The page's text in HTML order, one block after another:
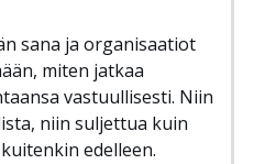
sana ja organisaatiot
miten jatkaa
vastuullisesti. Niin
niin suljettua kuin
edelleen.